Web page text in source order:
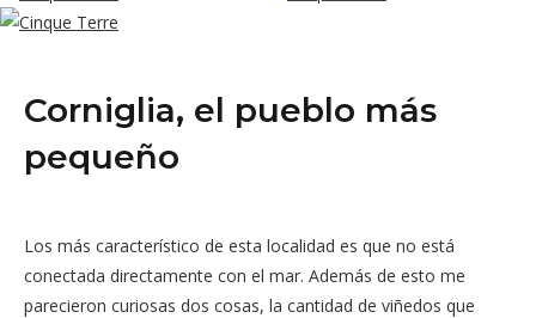
Corniglia, el pueblo más
pequeño
Los más característico de esta localidad es que no está
conectada directamente con el mar. Además de esto me
parecieron curiosas dos cosas, la cantidad de viñedos que